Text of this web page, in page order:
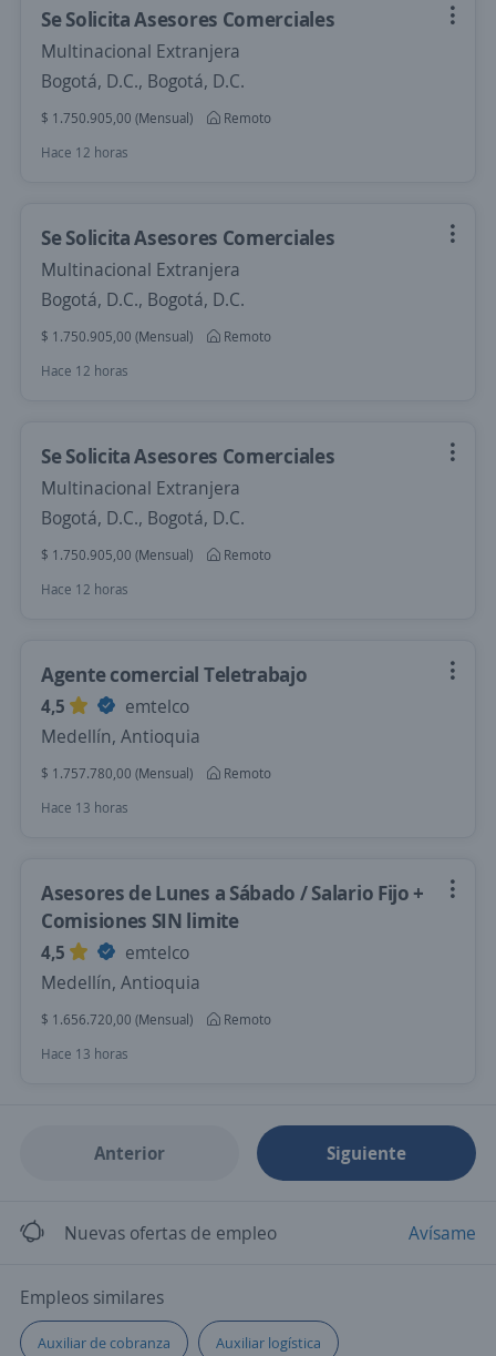
Se Solicita Asesores Comerciales
Multinacional Extranjera
Bogotá, D.C., Bogotá, D.C.
$ 1.750.905,00 (Mensual)
Remoto
Hace 12 horas
Se Solicita Asesores Comerciales
Multinacional Extranjera
Bogotá, D.C., Bogotá, D.C.
$ 1.750.905,00 (Mensual)
Remoto
Hace 12 horas
Se Solicita Asesores Comerciales
Multinacional Extranjera
Bogotá, D.C., Bogotá, D.C.
$ 1.750.905,00 (Mensual)
Remoto
Hace 12 horas
Agente comercial Teletrabajo
4,5
emtelco
Medellín, Antioquia
$ 1.757.780,00 (Mensual)
Remoto
Hace 13 horas
Asesores de Lunes a Sábado / Salario Fijo +
Comisiones SIN limite
4,5
emtelco
Medellín, Antioquia
$ 1.656.720,00 (Mensual)
Remoto
Hace 13 horas
Anterior Siguiente
Nuevas ofertas de empleo Avísame
Empleos similares
Auxiliar de cobranza Auxiliar logística